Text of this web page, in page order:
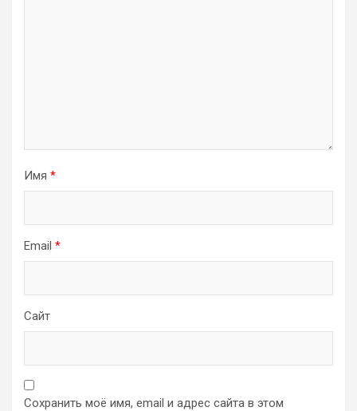
Имя *
Email *
Сайт
Сохранить моё имя, email и адрес сайта в этом